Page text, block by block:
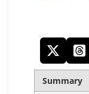
Summary